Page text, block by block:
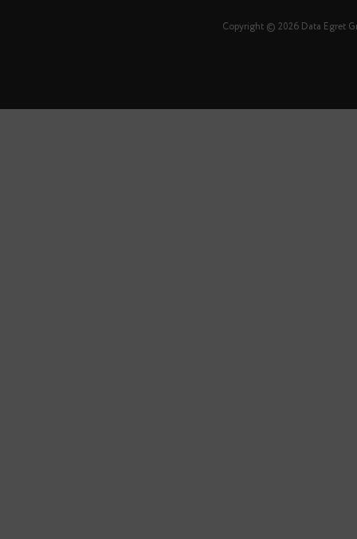
Copyright © 2026 Data Egret